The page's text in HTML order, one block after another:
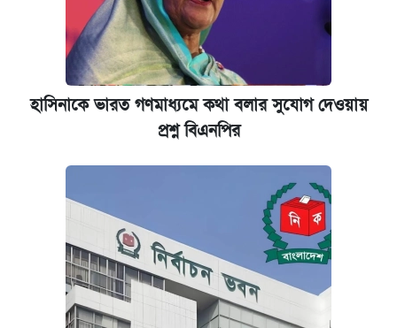
হাসিনাকে ভারত গণমাধ্যমে কথা বলার সুযোগ দেওয়ায়
প্রশ্ন বিএনপির